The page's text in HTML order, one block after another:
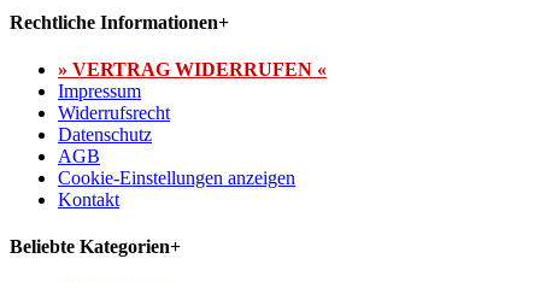
Rechtliche Informationen+
» VERTRAG WIDERRUFEN «
Impressum
Widerrufsrecht
Datenschutz
AGB
Cookie-Einstellungen anzeigen
Kontakt
Beliebte Kategorien+